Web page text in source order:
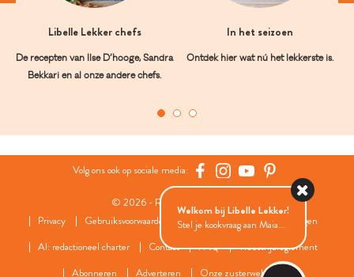
Libelle Lekker chefs
De recepten van Ilse D’hooge, Sandra
Bekkari en al onze andere chefs.
In het seizoen
Ontdek hier wat nú het lekkerste is.
Volg ons ook op sociale media:
© 2026 - Roularta Media Group
Privacy
Gebruiksvoorwaarden Cookies
Cookies instellingen
AI: redactioneel charter
Contact FAQ
Wedstrijdreglement
Abonneren
Adverteren Onze zusterwebsites
Welkom bij Libelle Lekker!
Stel je kookvraag aan Maia...